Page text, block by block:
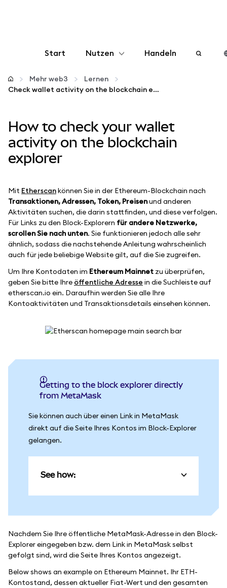
Start Nutzen
Konfigurieren
Mehr web3
Bleiben Sie sicher
Handeln
Mehr web3
Lernen
Check wallet activity on the blockchain explorer
How to check your wallet
activity on the blockchain
explorer
Mit Etherscankönnen Sie in der Ethereum-Blockchain nach
Transaktionen, Adressen, Token, Preisenund anderen
Aktivitäten suchen, die darin stattfinden, und diese verfolgen.
Für Links zu den Block-Explorern für andere Netzwerke,
scrollen Sie nach unten. Sie funktionieren jedoch alle sehr
ähnlich, sodass die nachstehende Anleitung wahrscheinlich
auch für jede beliebige Website gilt, auf die Sie zugreifen.
Um Ihre Kontodaten im Ethereum Mainnet zu überprüfen,
geben Sie bitte Ihre öffentliche Adresse in die Suchleiste auf
etherscan.io ein. Daraufhin werden Sie alle Ihre
Kontoaktivitäten und Transaktionsdetails einsehen können.
Getting to the block explorer directly
from MetaMask
Sie können auch über einen Link in MetaMask
direkt auf die Seite Ihres Kontos im Block-Explorer
gelangen.
See how:
Nachdem Sie Ihre öffentliche MetaMask-Adresse in den Block-
Explorer eingegeben bzw. dem Link in MetaMask selbst
gefolgt sind, wird die Seite Ihres Kontos angezeigt.
Below shows an example on Ethereum Mainnet. Ihr ETH-
Kontostand, dessen aktueller Fiat-Wert und den gesamten